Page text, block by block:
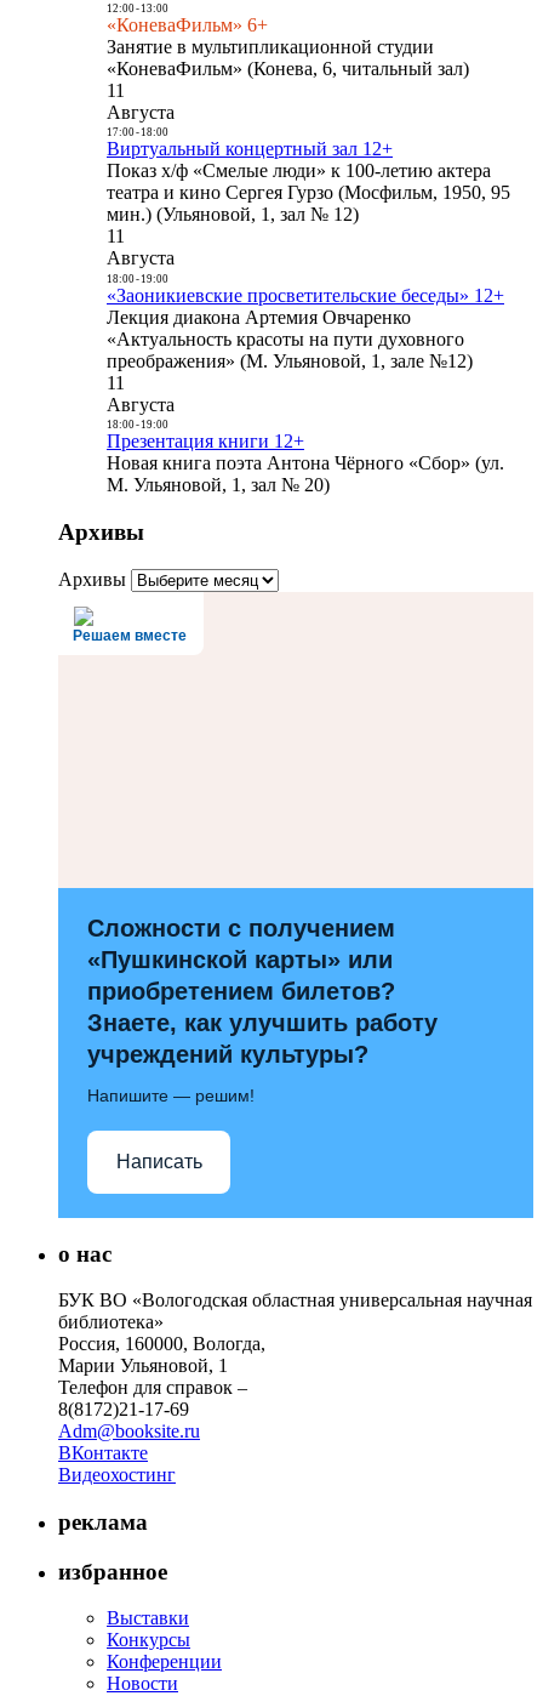
12:00- 13:00
«КоневаФильм» 6+
Занятие в мультипликационной студии
«КоневаФильм» (Конева, 6, читальный зал)
11
Августа
17:00- 18:00
Виртуальный концертный зал 12+
Показ х/ф «Смелые люди» к 100-летию актера
театра и кино Сергея Гурзо (Мосфильм, 1950, 95
мин.) (Ульяновой, 1, зал № 12)
11
Августа
18:00- 19:00
«Заоникиевские просветительские беседы» 12+
Лекция диакона Артемия Овчаренко
«Актуальность красоты на пути духовного
преображения» (М. Ульяновой, 1, зале №12)
11
Августа
18:00- 19:00
Презентация книги 12+
Новая книга поэта Антона Чёрного «Сбор» (ул.
М. Ульяновой, 1, зал № 20)
Архивы
Архивы
Решаем вместе
Сложности с получением
«Пушкинской карты» или
приобретением билетов?
Знаете, как улучшить работу
учреждений культуры?
Напишите — решим!
Написать
о нас
БУК ВО «Вологодская областная универсальная научная
библиотека»
Россия, 160000, Вологда,
Марии Ульяновой, 1
Телефон для справок –
8(8172)21-17-69
Adm@booksite.ru
ВКонтакте
Видеохостинг
реклама
избранное
Выставки
Конкурсы
Конференции
Новости